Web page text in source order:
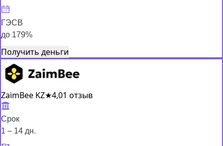
ГЭСВ
до 179%
Получить деньги
ZaimBee KZ★4,01 отзыв
Срок
1 – 14 дн.